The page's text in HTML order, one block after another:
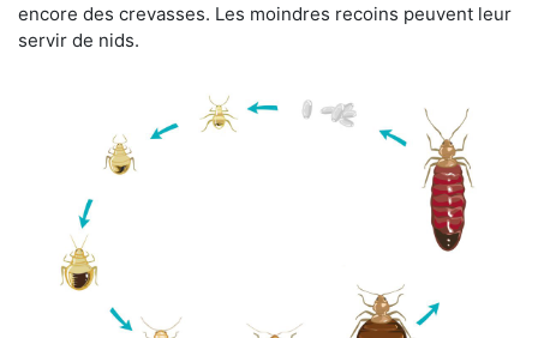
encore des crevasses. Les moindres recoins peuvent leur
servir de nids.